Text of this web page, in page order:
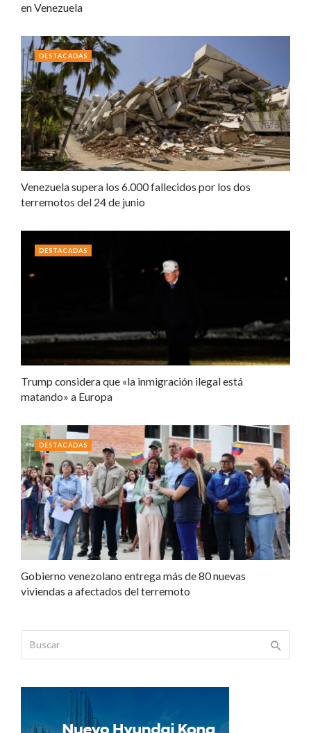
en Venezuela
Venezuela supera los 6.000 fallecidos por los dos
terremotos del 24 de junio
DESTACADAS
Trump considera que «la inmigración ilegal está
matando» a Europa
DESTACADAS
Gobierno venezolano entrega más de 80 nuevas
viviendas a afectados del terremoto
DESTACADAS